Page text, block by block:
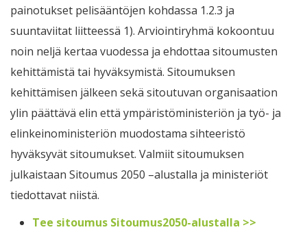
painotukset pelisääntöjen kohdassa 1.2.3 ja
suuntaviitat liitteessä 1). Arviointiryhmä kokoontuu
noin neljä kertaa vuodessa ja ehdottaa sitoumusten
kehittämistä tai hyväksymistä. Sitoumuksen
kehittämisen jälkeen sekä sitoutuvan organisaation
ylin päättävä elin että ympäristöministeriön ja työ- ja
elinkeinoministeriön muodostama sihteeristö
hyväksyvät sitoumukset. Valmiit sitoumuksen
julkaistaan Sitoumus 2050 –alustalla ja ministeriöt
tiedottavat niistä.
Tee sitoumus Sitoumus2050-alustalla >>